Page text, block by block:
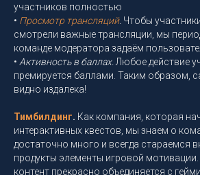
участников полностью
• Просмотр трансляций. Чтобы
смотрели важные трансляции, мы
команде модератора задаём
• Активность в баллах.Любое действие
премируется баллами. Таким образом,
видно издалека!
Тимбилдинг. Как компания, которая
интерактивных квестов, мы знаем о
достаточно много и всегда стараемся
продукты элементы игровой
контент прекрасно объединяется с